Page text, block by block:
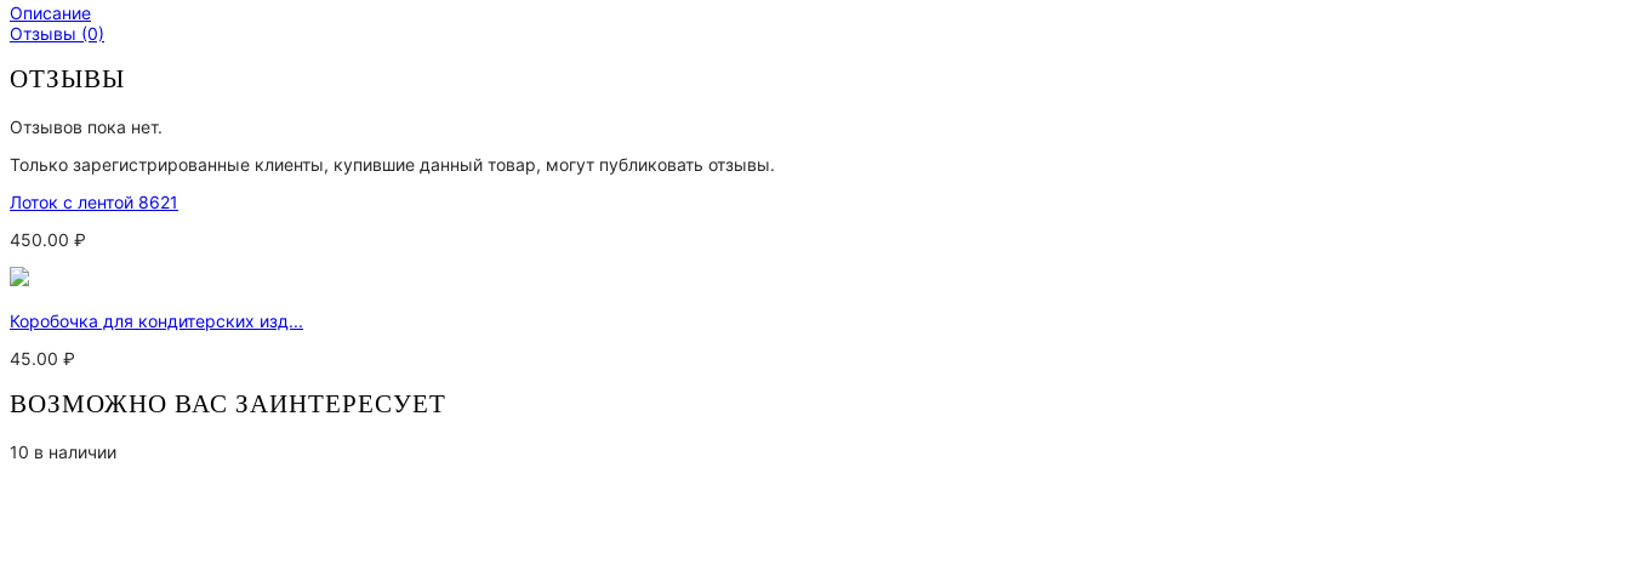
Описание
Отзывы (0)
ОТЗЫВЫ
Отзывов пока нет.
Только зарегистрированные клиенты, купившие данный товар, могут публиковать отзывы.
Лоток с лентой 8621
450.00 ₽
Коробочка для кондитерских изд...
45.00 ₽
ВОЗМОЖНО ВАС ЗАИНТЕРЕСУЕТ
10 в наличии